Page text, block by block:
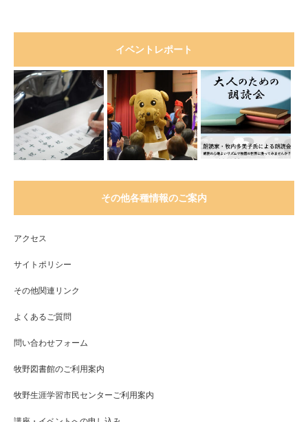
イベントレポート
その他各種情報のご案内
アクセス
サイトポリシー
その他関連リンク
よくあるご質問
問い合わせフォーム
牧野図書館のご利用案内
牧野生涯学習市民センターご利用案内